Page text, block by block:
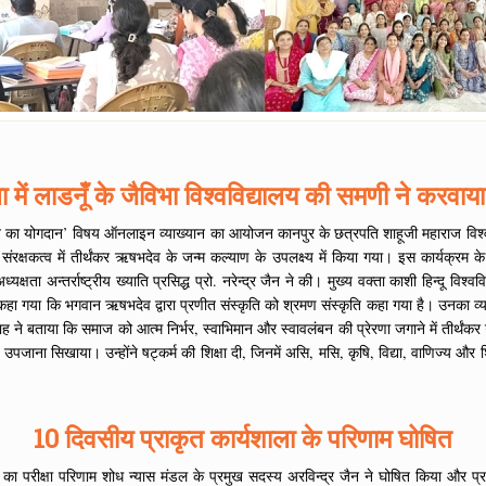
में लाडनूँ के जैविभा विश्वविद्यालय की समणी ने
योगदान’ विषय ऑनलाइन व्याख्यान का आयोजन कानपुर के छत्रपति शाहूजी महाराज
में तीर्थंकर ऋषभदेव के जन्म कल्याण के उपलक्ष्य में किया गया। इस
अन्तर्राष्ट्रीय ख्याति प्रसिद्ध प्रो. नरेन्द्र जैन ने की। मुख्य वक्ता काशी हिन्दू
कि भगवान ऋषभदेव द्वारा प्रणीत संस्कृति को श्रमण संस्कृति कहा गया है। उनका
ने बताया कि समाज को आत्म निर्भर, स्वाभिमान और स्वावलंबन की प्रेरणा जगाने में
सिखाया। उन्होंने षट्कर्म की शिक्षा दी, जिनमें असि, मसि, कृषि, विद्या, वाणिज्य
10 दिवसीय प्राकृत कार्यशाला के परिणाम घोषित
परीक्षा परिणाम शोध न्यास मंडल के प्रमुख सदस्य अरविन्द्र जैन ने घोषित किया और